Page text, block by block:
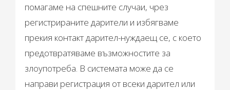
помагаме на спешните случаи, чрез
регистрираните дарители и избягваме
прекия контакт дарител-нуждаещ се, с което
предотвратяваме възможностите за
злоупотреба. В системата може да се
направи регистрация от всеки дарител или